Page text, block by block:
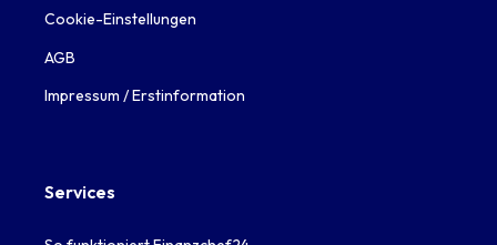
Cookie-Einstellungen
AGB
Impressum / Erstinformation
Services